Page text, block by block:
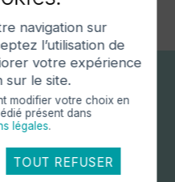
:
navigation sur
l’utilisation de
votre expérience
sur le site.
modifier votre choix en
présent dans
légales.
TOUT REFUSER